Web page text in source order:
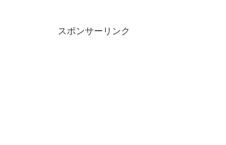
スポンサーリンク